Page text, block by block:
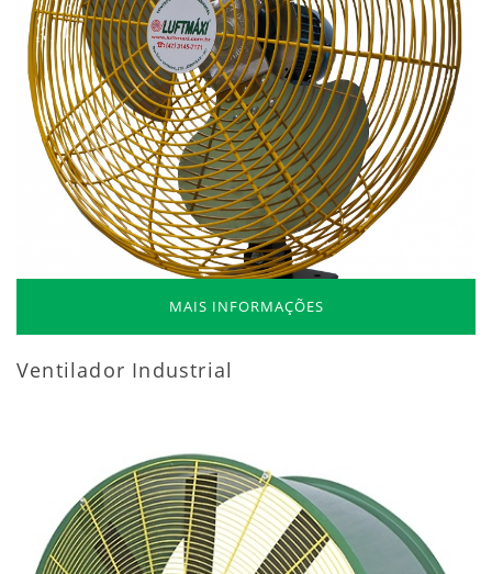
MAIS INFORMAÇÕES
Ventilador Industrial